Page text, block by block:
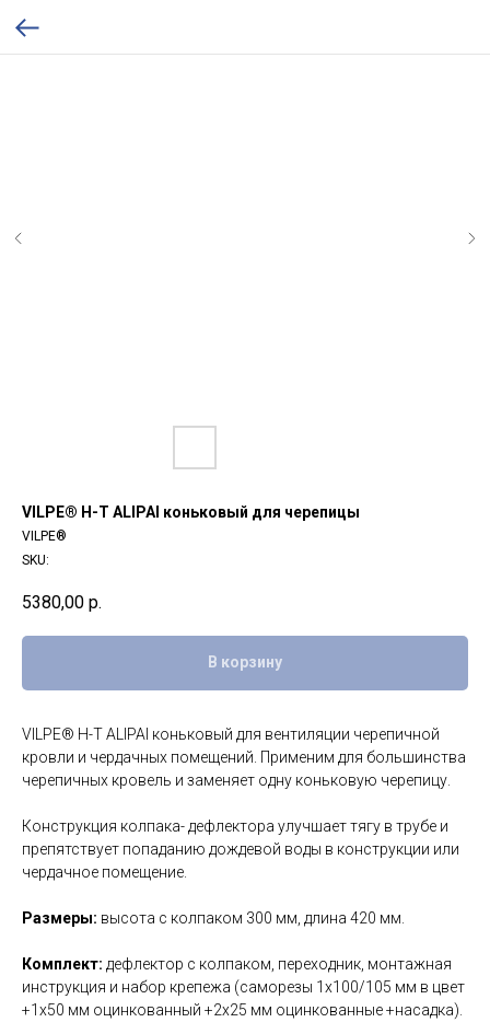
VILPE® H-T ALIPAI коньковый для черепицы
VILPE®
SKU:
5380,00 р.
В корзину
VILPE® H-T ALIPAI коньковый для вентиляции черепичной
кровли и чердачных помещений. Применим для большинства
черепичных кровель и заменяет одну коньковую черепицу.
Конструкция колпака- дефлектора улучшает тягу в трубе и
препятствует попаданию дождевой воды в конструкции или
чердачное помещение.
Размеры: высота с колпаком 300 мм, длина 420 мм.
Комплект: дефлектор с колпаком, переходник, монтажная
инструкция и набор крепежа (саморезы 1х100/105 мм в цвет
+1х50 мм оцинкованный +2х25 мм оцинкованные +насадка).